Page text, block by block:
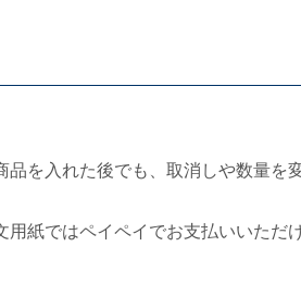
を入れた後でも、取消しや数量を
紙ではペイペイでお支払いいただ